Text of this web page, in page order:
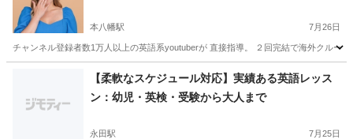
本八幡駅 7月26日
チャンネル登録者数1万人以上の英語系youtuberが 直接指導。 ２回完結で海外クルー
本八幡駅 英語 海外
​【柔軟なスケジュール対応】実績ある英語レッス
ン：幼児・英検・受験から大人まで
永田駅 7月25日